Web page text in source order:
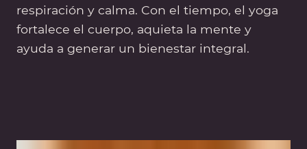
respiración y calma. Con el tiempo, el yoga
fortalece el cuerpo, aquieta la mente y
ayuda a generar un bienestar integral.